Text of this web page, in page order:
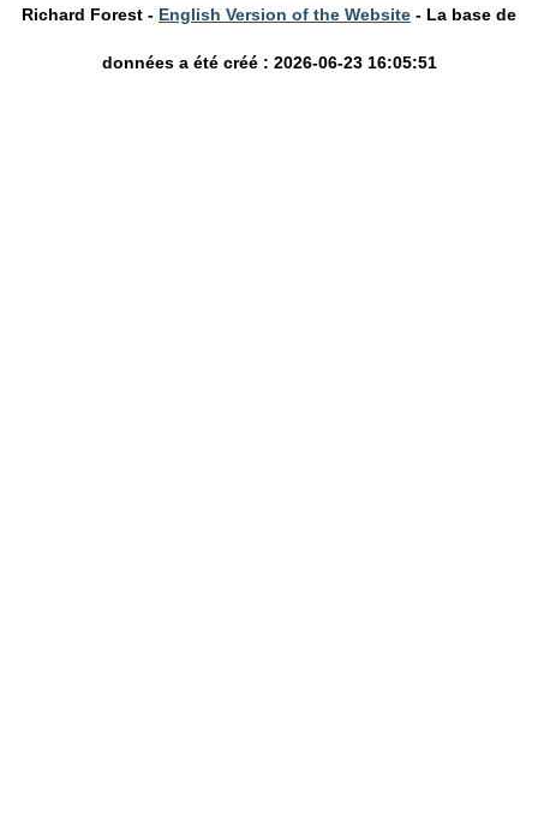
Richard Forest - English Version of the Website - La base de
données a été créé : 2026-06-23 16:05:51